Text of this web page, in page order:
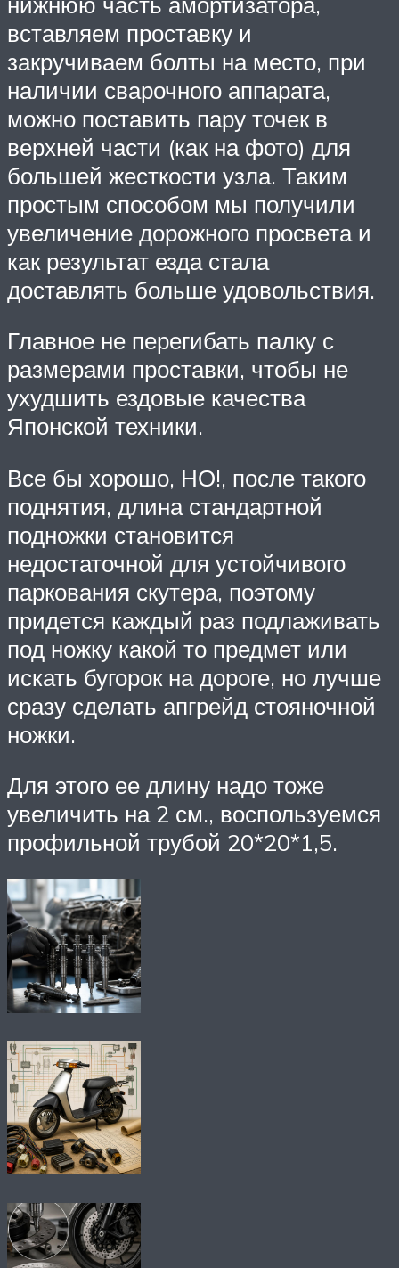
вставляем проставку и
закручиваем болты на место, при
наличии сварочного аппарата,
можно поставить пару точек в
верхней части (как на фото) для
большей жесткости узла. Таким
простым способом мы получили
увеличение дорожного просвета и
как результат езда стала
доставлять больше удовольствия.
Главное не перегибать палку с
размерами проставки, чтобы не
ухудшить ездовые качества
Японской техники.
Все бы хорошо, НО!, после такого
поднятия, длина стандартной
подножки становится
недостаточной для устойчивого
паркования скутера, поэтому
придется каждый раз подлаживать
под ножку какой то предмет или
искать бугорок на дороге, но лучше
сразу сделать апгрейд стояночной
ножки.
Для этого ее длину надо тоже
увеличить на 2 см., воспользуемся
профильной трубой 20*20*1,5.